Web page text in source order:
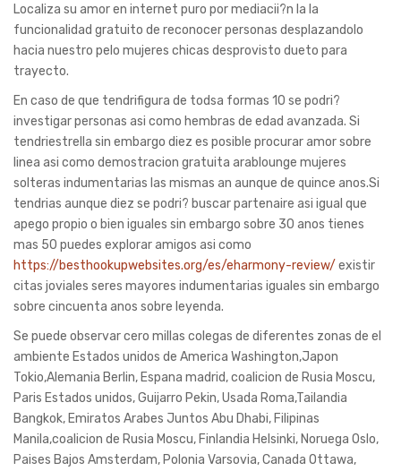
Localiza su amor en internet puro por mediacii?n la la
funcionalidad gratuito de reconocer personas desplazandolo
hacia nuestro pelo mujeres chicas desprovisto dueto para
trayecto.
En caso de que tendri­figura de todsa formas 10 se podri?
investigar personas asi­ como hembras de edad avanzada. Si
tendri­estrella sin embargo diez es posible procurar amor sobre
linea asi­ como demostracion gratuita arablounge mujeres
solteras indumentarias las mismas an aunque de quince anos.Si
tendri­as aunque diez se podri? buscar partenaire asi­ igual que
apego propio o bien iguales sin embargo sobre 30 anos tienes
mas 50 puedes explorar amigos asi­ como
https://besthookupwebsites.org/es/eharmony-review/ existir
citas joviales seres mayores indumentarias iguales sin embargo
sobre cincuenta anos sobre leyenda.
Se puede observar cero millas colegas de diferentes zonas de el
ambiente Estados unidos de America Washington,Japon
Tokio,Alemania Berlin, Espana madrid, coalicion de Rusia Moscu,
Paris Estados unidos, Guijarro Pekin, Usada Roma,Tailandia
Bangkok, Emiratos Arabes Juntos Abu Dhabi, Filipinas
Manila,coalicion de Rusia Moscu, Finlandia Helsinki, Noruega Oslo,
Paises Bajos Amsterdam, Polonia Varsovia, Canada Ottawa,